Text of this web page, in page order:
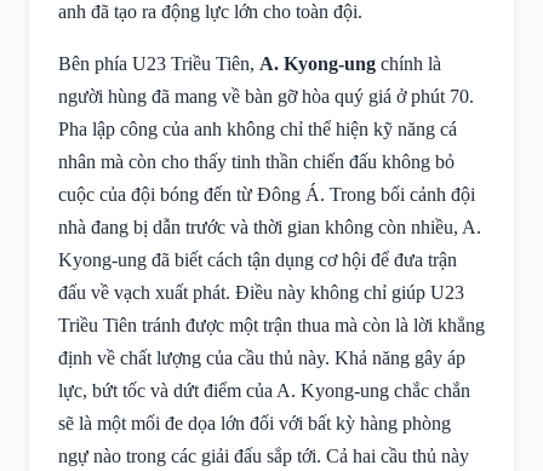
anh đã tạo ra động lực lớn cho toàn đội.
Bên phía U23 Triều Tiên, A. Kyong-ung chính là
người hùng đã mang về bàn gỡ hòa quý giá ở phút 70.
Pha lập công của anh không chỉ thể hiện kỹ năng cá
nhân mà còn cho thấy tinh thần chiến đấu không bỏ
cuộc của đội bóng đến từ Đông Á. Trong bối cảnh đội
nhà đang bị dẫn trước và thời gian không còn nhiều, A.
Kyong-ung đã biết cách tận dụng cơ hội để đưa trận
đấu về vạch xuất phát. Điều này không chỉ giúp U23
Triều Tiên tránh được một trận thua mà còn là lời khẳng
định về chất lượng của cầu thủ này. Khả năng gây áp
lực, bứt tốc và dứt điểm của A. Kyong-ung chắc chắn
sẽ là một mối đe dọa lớn đối với bất kỳ hàng phòng
ngự nào trong các giải đấu sắp tới. Cả hai cầu thủ này